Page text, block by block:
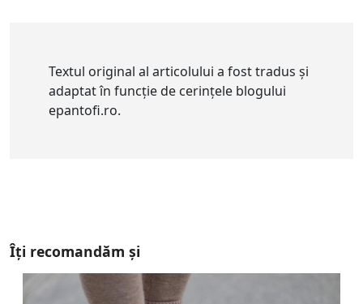
Textul original al articolului a fost tradus și
adaptat în funcție de cerințele blogului
epantofi.ro.
Îți recomandăm și